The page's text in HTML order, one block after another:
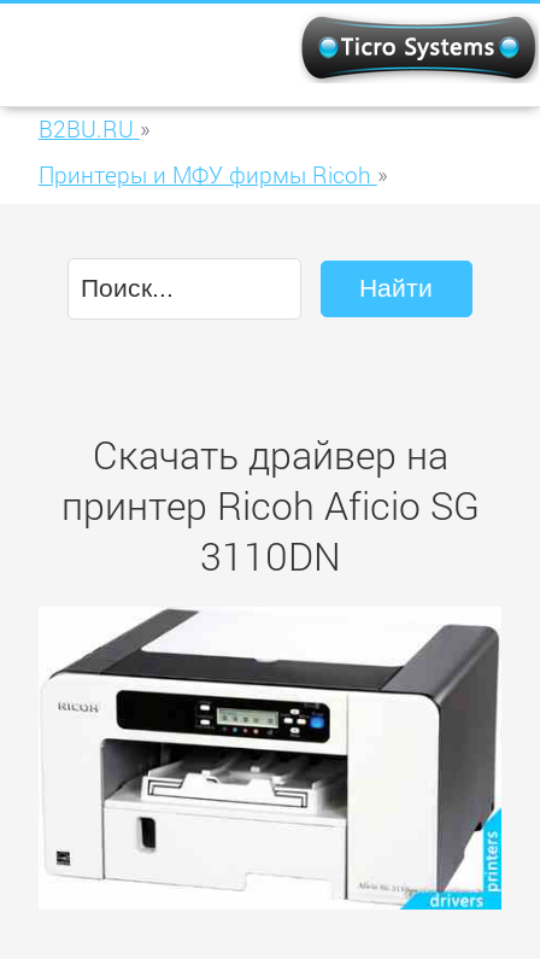
B2BU.RU »
Принтеры и МФУ фирмы Ricoh »
Скачать драйвер на
принтер Ricoh Aficio SG
3110DN